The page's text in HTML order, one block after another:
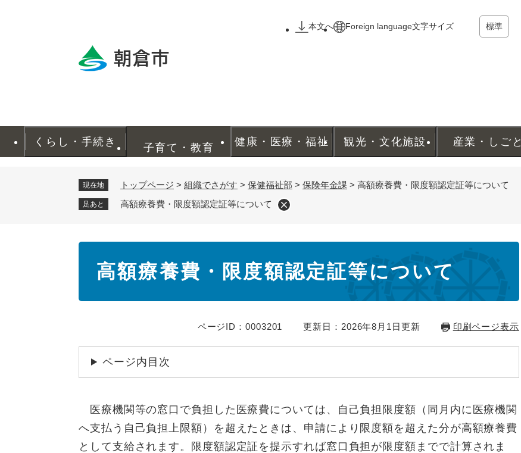
本文へ
Foreign language文字サイズ 標準
くらし・手続き 子育て・教育 健康・医療・福祉 観光・文化施設 産業・しごと
現在地 トップページ > 組織でさがす > 保健福祉部 > 保険年金課 > 高額療養費・限度額認定証等について
足あと 高額療養費・限度額認定証等について
高額療養費・限度額認定証等について
ページID：0003201 更新日：2026年8月1日更新 印刷ページ表示
ページ内目次
医療機関等の窓口で負担した医療費については、自己負担限度額（同月内に医療機関
へ支払う自己負担上限額）を超えたときは、申請により限度額を超えた分が高額療養費
として支給されます。限度額認定証を提示すれば窓口負担が限度額までで計算されま